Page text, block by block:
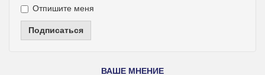
Отпишите меня
Подписаться
ВАШЕ МНЕНИЕ